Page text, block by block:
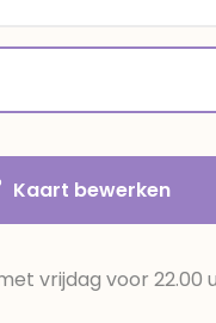
Kaart bewerken
vrijdag voor 22.00